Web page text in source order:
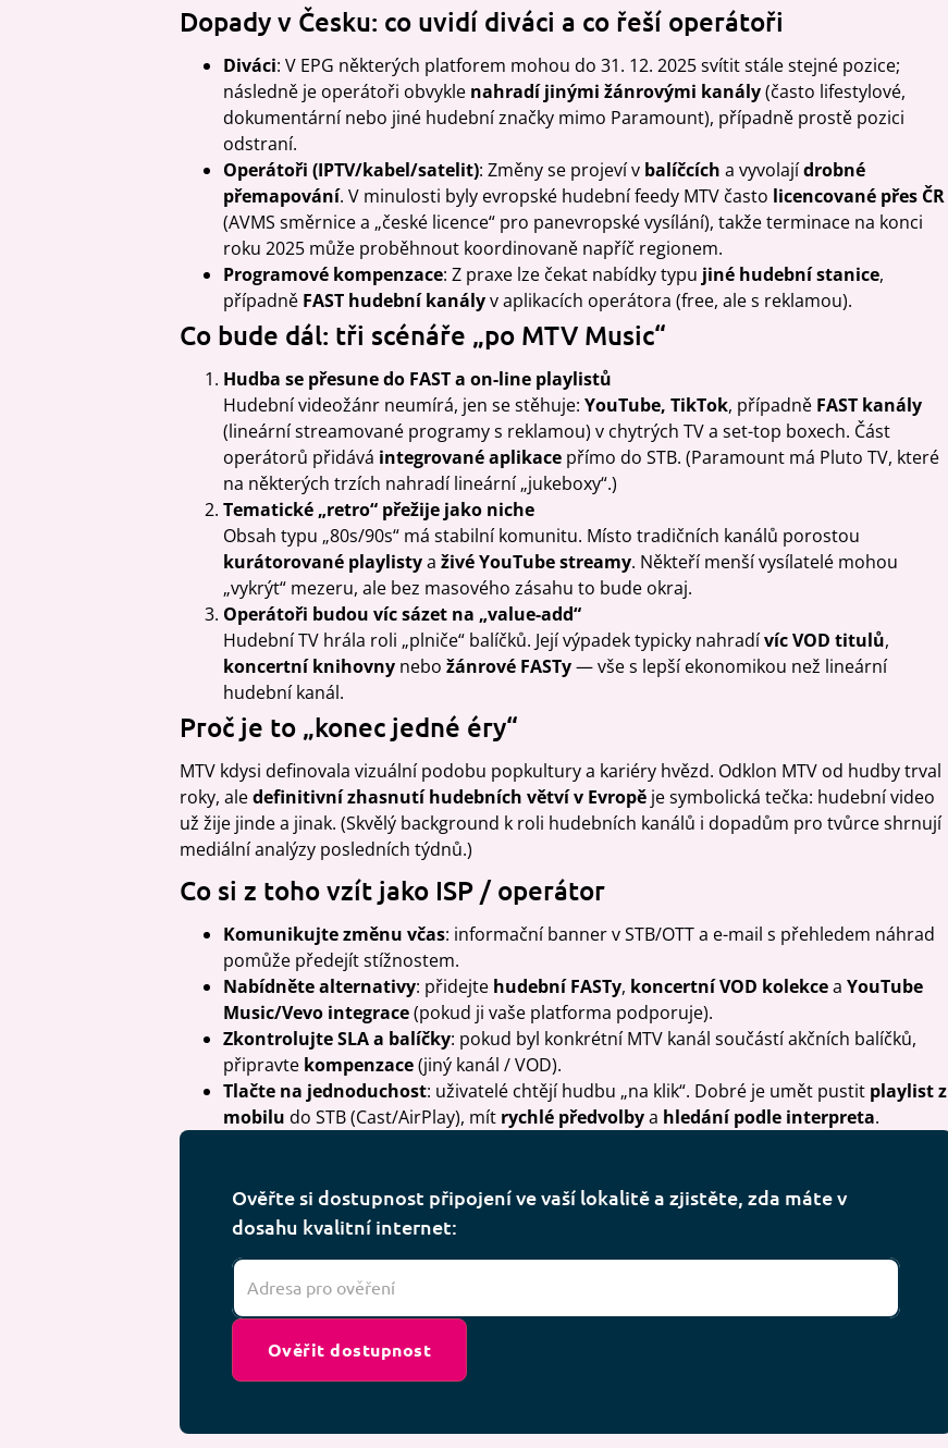
Dopady v Česku: co uvidí diváci a co řeší operátoři
Diváci: V EPG některých platforem mohou do 31. 12. 2025 svítit stále stejné pozice;
následně je operátoři obvykle nahradí jinými žánrovými kanály(často lifestylové,
dokumentární nebo jiné hudební značky mimo Paramount), případně prostě pozici
odstraní.
Operátoři (IPTV/kabel/satelit): Změny se projeví v balíčcích a vyvolajídrobné
přemapování. V minulosti byly evropské hudební feedy MTV často licencované přes ČR
(AVMS směrnice a „české licence“ pro panevropské vysílání), takže terminace na konci
roku 2025 může proběhnout koordinovaně napříč regionem.
Programové kompenzace: Z praxe lze čekat nabídky typu jiné hudební stanice,
případně FAST hudební kanályv aplikacích operátora (free, ale s reklamou).
Co bude dál: tři scénáře „po MTV Music“
Hudba se přesune do FAST a on-line playlistů
Hudební videožánr neumírá, jen se stěhuje: YouTube, TikTok, případně FAST kanály
(lineární streamované programy s reklamou) v chytrých TV a set-top boxech. Část
operátorů přidává integrované aplikace přímo do STB. (Paramount má Pluto TV, které
na některých trzích nahradí lineární „jukeboxy“.)
Tematické „retro“ přežije jako niche
Obsah typu „80s/90s“ má stabilní komunitu. Místo tradičních kanálů porostou
kurátorované playlistya živé YouTube streamy. Někteří menší vysílatelé mohou
„vykrýt“ mezeru, ale bez masového zásahu to bude okraj.
Operátoři budou víc sázet na „value-add“
Hudební TV hrála roli „plniče“ balíčků. Její výpadek typicky nahradívíc VOD titulů,
koncertní knihovny nebo žánrové FASTy— vše s lepší ekonomikou než lineární
hudební kanál.
Proč je to „konec jedné éry“
MTV kdysi definovala vizuální podobu popkultury a kariéry hvězd. Odklon MTV od hudby trval
roky, aledefinitivní zhasnutí hudebních větví v Evropě je symbolická tečka: hudební video
už žije jinde a jinak. (Skvělý background k roli hudebních kanálů i dopadům pro tvůrce shrnují
mediální analýzy posledních týdnů.)
Co si z toho vzít jako ISP / operátor
Komunikujte změnu včas: informační banner v STB/OTT a e-mail s přehledem náhrad
pomůže předejít stížnostem.
Nabídněte alternativy: přidejte hudební FASTy, koncertní VOD kolekcea YouTube
Music/Vevo integrace(pokud ji vaše platforma podporuje).
Zkontrolujte SLA a balíčky: pokud byl konkrétní MTV kanál součástí akčních balíčků,
připravte kompenzace(jiný kanál / VOD).
Tlačte na jednoduchost: uživatelé chtějí hudbu „na klik“. Dobré je umět pustit playlist z
mobilu do STB (Cast/AirPlay), mít rychlé předvolbya hledání podle interpreta.
Ověřte si dostupnost připojení ve vaší lokalitě a zjistěte, zda máte v
dosahu kvalitní internet:
Ověřit dostupnost